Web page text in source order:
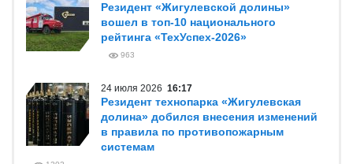
Резидент «Жигулевской долины»
вошел в топ-10 национального
рейтинга «ТехУспех-2026»
963
24 июля 2026 16:17
Резидент технопарка «Жигулевская
долина» добился внесения изменений
в правила по противопожарным
системам